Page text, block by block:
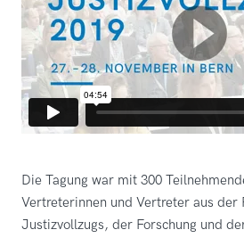
Die Tagung war mit 300
Vertreterinnen und Vertreter aus der
Justizvollzugs, der Forschung und